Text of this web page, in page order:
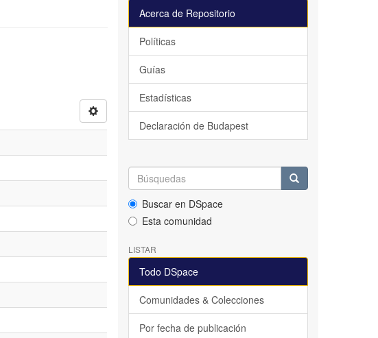
Acerca de Repositorio
Políticas
Guías
Estadísticas
Declaración de Budapest
Buscar en DSpace
Esta comunidad
LISTAR
Todo DSpace
Comunidades & Colecciones
Por fecha de publicación